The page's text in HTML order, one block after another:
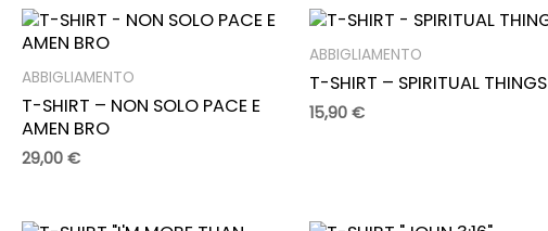
ABBIGLIAMENTO
T-SHIRT – NON SOLO PACE E
AMEN BRO
29,00 €
ABBIGLIAMENTO
T-SHIRT – SPIRITUAL THINGS
15,90 €